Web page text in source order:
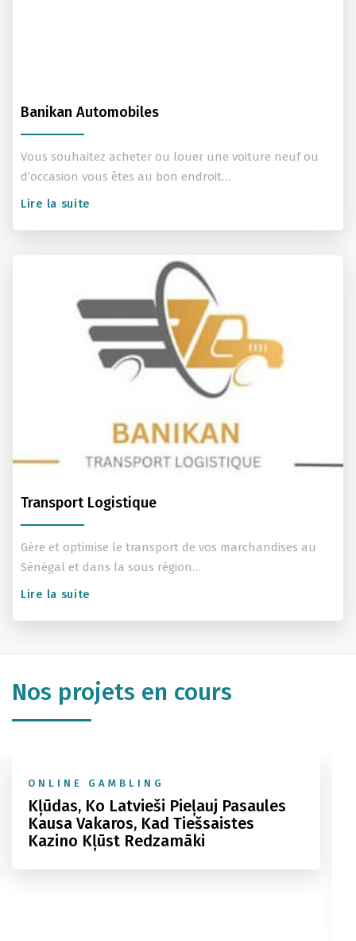
Banikan Automobiles
Vous souhaitez acheter ou louer une voiture neuf ou
d’occasion vous êtes au bon endroit…
Lire la suite
Transport Logistique
Gère et optimise le transport de vos marchandises au
Sénégal et dans la sous région…
Lire la suite
Nos projets en cours
ONLINE GAMBLING
Kļūdas, Ko Latvieši Pieļauj Pasaules
Kausa Vakaros, Kad Tiešsaistes
Kazino Kļūst Redzamāki